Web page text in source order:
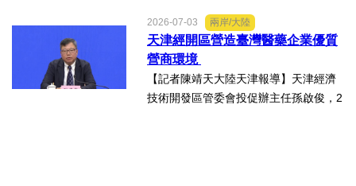
答記者提問關於天津在產業發展方面有
哪些突出優勢，目前台資企業在天津的
融合情況，未來還有哪些...
2026-07-03 兩岸/大陸
天津經開區營造臺灣醫藥企業優質
營商環境
【記者陳靖天大陸天津報導】天津經濟
技術開發區管委會投促辦主任孫啟俊，2